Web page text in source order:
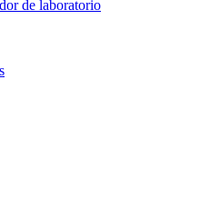
de laboratorio